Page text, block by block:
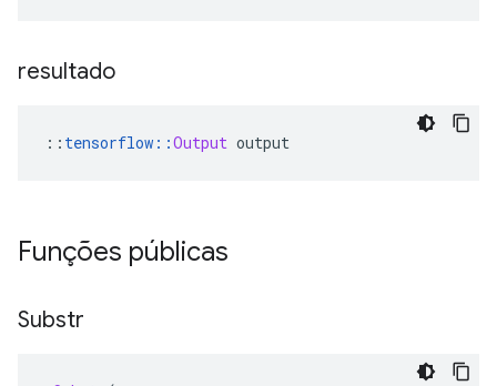
resultado
:: tensorflow ::Output output
Funções públicas
Substr